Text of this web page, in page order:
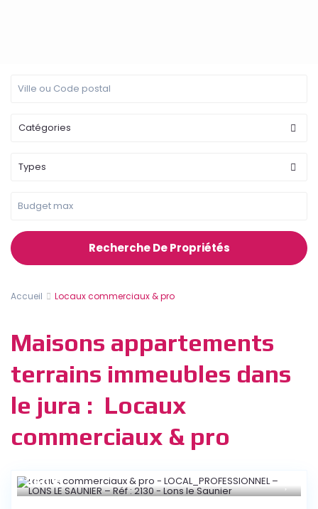
Catégories
Types
Recherche De Propriétés
Accueil Locaux commerciaux & pro
Maisons appartements
terrains immeubles dans
le jura : Locaux
commerciaux & pro
360 €